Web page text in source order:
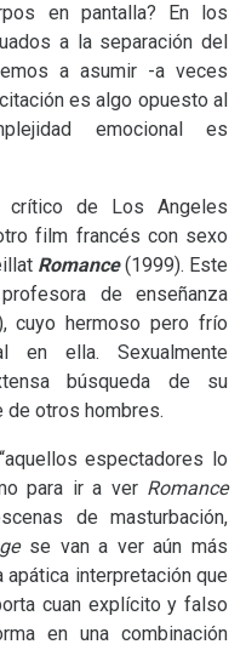
en pantalla? En los
a la separación del
a asumir -a veces
es algo opuesto al
emocional es
crítico de Los Angeles
film francés con sexo
Romance(1999). Este
de enseñanza
cuyo hermoso pero frío
en ella. Sexualmente
búsqueda de su
de otros hombres.
espectadores lo
para ir a ver Romance
de masturbación,
se van a ver aún más
interpretación que
cuan explícito y falso
en una combinación